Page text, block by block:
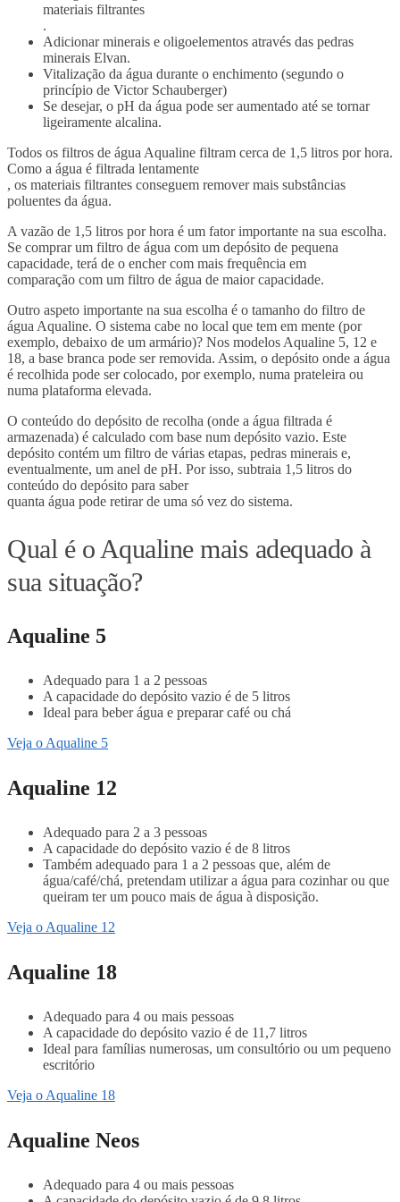
materiais filtrantes
.
Adicionar minerais e oligoelementos através das pedras
minerais Elvan.
Vitalização da água durante o enchimento (segundo o
princípio de Victor Schauberger)
Se desejar, o pH da água pode ser aumentado até se tornar
ligeiramente alcalina.
Todos os filtros de água Aqualine filtram cerca de 1,5 litros por hora.
Como a água é filtrada lentamente
, os materiais filtrantes conseguem remover mais substâncias
poluentes da água.
A vazão de 1,5 litros por hora é um fator importante na sua escolha.
Se comprar um filtro de água com um depósito de pequena
capacidade, terá de o encher com mais frequência em
comparação com um filtro de água de maior capacidade.
Outro aspeto importante na sua escolha é o tamanho do filtro de
água Aqualine. O sistema cabe no local que tem em mente (por
exemplo, debaixo de um armário)? Nos modelos Aqualine 5, 12 e
18, a base branca pode ser removida. Assim, o depósito onde a água
é recolhida pode ser colocado, por exemplo, numa prateleira ou
numa plataforma elevada.
O conteúdo do depósito de recolha (onde a água filtrada é
armazenada) é calculado com base num depósito vazio. Este
depósito contém um filtro de várias etapas, pedras minerais e,
eventualmente, um anel de pH. Por isso, subtraia 1,5 litros do
conteúdo do depósito para saber
quanta água pode retirar de uma só vez do sistema.
Qual é o Aqualine mais adequado à
sua situação?
Aqualine 5
Adequado para 1 a 2 pessoas
A capacidade do depósito vazio é de 5 litros
Ideal para beber água e preparar café ou chá
Veja o Aqualine 5
Aqualine 12
Adequado para 2 a 3 pessoas
A capacidade do depósito vazio é de 8 litros
Também adequado para 1 a 2 pessoas que, além de
água/café/chá, pretendam utilizar a água para cozinhar ou que
queiram ter um pouco mais de água à disposição.
Veja o Aqualine 12
Aqualine 18
Adequado para 4 ou mais pessoas
A capacidade do depósito vazio é de 11,7 litros
Ideal para famílias numerosas, um consultório ou um pequeno
escritório
Veja o Aqualine 18
Aqualine Neos
Adequado para 4 ou mais pessoas